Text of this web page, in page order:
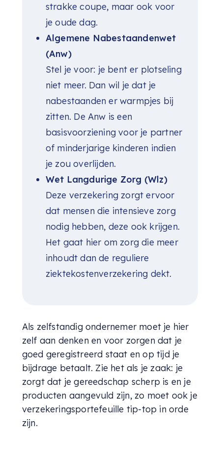
strakke coupe, maar ook voor
je oude dag.
Algemene Nabestaandenwet
(Anw)
Stel je voor: je bent er plotseling
niet meer. Dan wil je dat je
nabestaanden er warmpjes bij
zitten. De Anw is een
basisvoorziening voor je partner
of minderjarige kinderen indien
je zou overlijden.
Wet Langdurige Zorg (Wlz)
Deze verzekering zorgt ervoor
dat mensen die intensieve zorg
nodig hebben, deze ook krijgen.
Het gaat hier om zorg die meer
inhoudt dan de reguliere
ziektekostenverzekering dekt.
Als zelfstandig ondernemer moet je hier
zelf aan denken en voor zorgen dat je
goed geregistreerd staat en op tijd je
bijdrage betaalt. Zie het als je zaak: je
zorgt dat je gereedschap scherp is en je
producten aangevuld zijn, zo moet ook je
verzekeringsportefeuille tip-top in orde
zijn.